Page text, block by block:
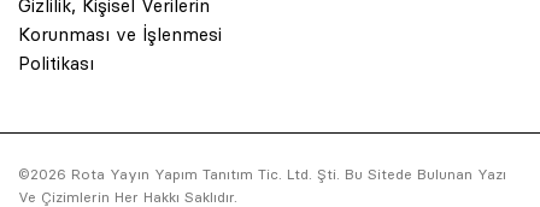
Gizlilik, Kişisel Verilerin
Korunması ve İşlenmesi
Politikası
©2026 Rota Yayın Yapım Tanıtım Tic. Ltd. Şti. Bu Sitede Bulunan Yazı
Ve Çizimlerin Her Hakkı Saklıdır.
© 2001 Rota Yayın Yapım Tanıtım Tic. Ltd. Şti. Bu Sitede Bulunan
Asquared WordPress Agencytarafından tasarlanmış ve